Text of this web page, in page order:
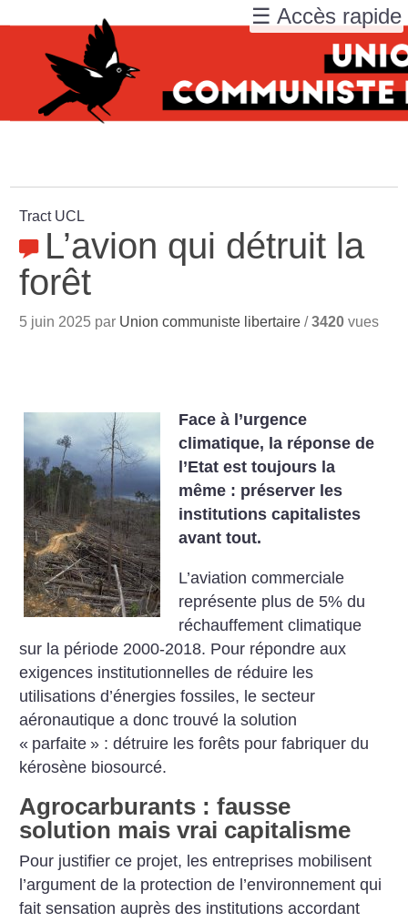
Tract UCL
L’avion qui détruit la
forêt
5 juin 2025 par Union communiste libertaire /3420 vues
Face à l’urgence
climatique, la réponse de
l’Etat est toujours la
même : préserver les
institutions capitalistes
avant tout.
L’aviation commerciale
représente plus de 5% du
réchauffement climatique
sur la période 2000-2018. Pour répondre aux
exigences institutionnelles de réduire les
utilisations d’énergies fossiles, le secteur
aéronautique a donc trouvé la solution
« parfaite » : détruire les forêts pour fabriquer du
kérosène biosourcé.
Agrocarburants : fausse
solution mais vrai capitalisme
Pour justifier ce projet, les entreprises mobilisent
l’argument de la protection de l’environnement qui
fait sensation auprès des institutions accordant
☰ Accès rapide